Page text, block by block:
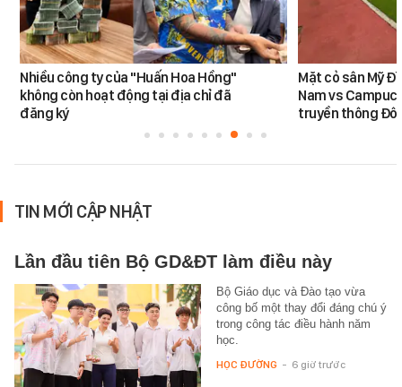
Nhiều công ty của "Huấn Hoa Hồng"
không còn hoạt động tại địa chỉ đã
đăng ký
Mặt cỏ sân Mỹ
Nam vs
truyền thông
TIN MỚI CẬP NHẬT
Lần đầu tiên Bộ GD&ĐT làm điều này
Bộ Giáo dục và Đào tạo vừa
công bố một thay đổi đáng chú ý
trong công tác điều hành năm
học.
HỌC ĐƯỜNG - 6 giờ trước